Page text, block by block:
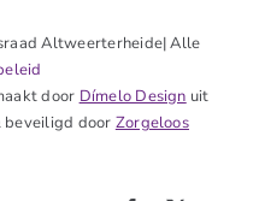
Altweerterheide| Alle
door Dímelo Design uit
beveiligd door Zorgeloos